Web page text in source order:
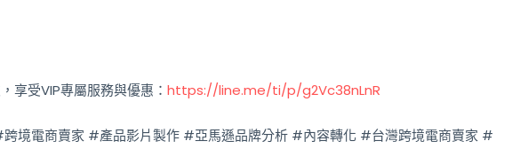
享受VIP專屬服務與優惠：https://line.me/ti/p/g2Vc38nLnR
境電商賣家 #產品影片製作 #亞馬遜品牌分析 #內容轉化 #台灣跨境電商賣家 #